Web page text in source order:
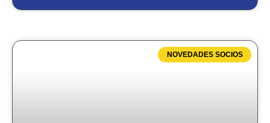
NOVEDADES SOCIOS